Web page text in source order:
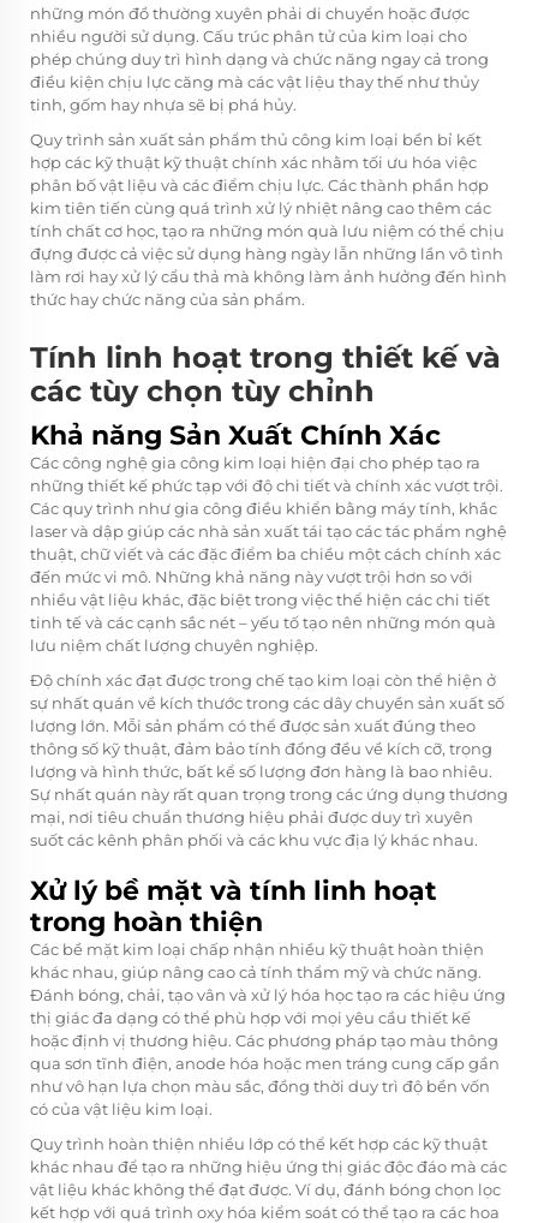
những món đồ thường xuyên phải di chuyển hoặc được
nhiều người sử dụng. Cấu trúc phân tử của kim loại cho
phép chúng duy trì hình dạng và chức năng ngay cả trong
điều kiện chịu lực căng mà các vật liệu thay thế như thủy
tinh, gốm hay nhựa sẽ bị phá hủy.
Quy trình sản xuấtsản phẩm thủ công kim loại bền bỉ kết
hợp các kỹ thuật kỹ thuật chính xác nhằm tối ưu hóa việc
phân bố vật liệu và các điểm chịu lực. Các thành phần hợp
kim tiên tiến cùng quá trình xử lý nhiệt nâng cao thêm các
tính chất cơ học, tạo ra những món quà lưu niệm có thể chịu
đựng được cả việc sử dụng hàng ngày lẫn những lần vô tình
làm rơi hay xử lý cẩu thả mà không làm ảnh hưởng đến hình
thức hay chức năng của sản phẩm.
Tính linh hoạt trong thiết kế và
các tùy chọn tùy chỉnh
Khả năng Sản Xuất Chính Xác
Các công nghệ gia công kim loại hiện đại cho phép tạo ra
những thiết kế phức tạp với độ chi tiết và chính xác vượt trội.
Các quy trình như gia công điều khiển bằng máy tính, khắc
laser và dập giúp các nhà sản xuất tái tạo các tác phẩm nghệ
thuật, chữ viết và các đặc điểm ba chiều một cách chính xác
đến mức vi mô. Những khả năng này vượt trội hơn so với
nhiều vật liệu khác, đặc biệt trong việc thể hiện các chi tiết
tinh tế và các cạnh sắc nét – yếu tố tạo nên những món quà
lưu niệm chất lượng chuyên nghiệp.
Độ chính xác đạt được trong chế tạo kim loại còn thể hiện ở
sự nhất quán về kích thước trong các dây chuyền sản xuất số
lượng lớn. Mỗi sản phẩm có thể được sản xuất đúng theo
thông số kỹ thuật, đảm bảo tính đồng đều về kích cỡ, trọng
lượng và hình thức, bất kể số lượng đơn hàng là bao nhiêu.
Sự nhất quán này rất quan trọng trong các ứng dụng thương
mại, nơi tiêu chuẩn thương hiệu phải được duy trì xuyên
suốt các kênh phân phối và các khu vực địa lý khác nhau.
Xử lý bề mặt và tính linh hoạt
trong hoàn thiện
Các bề mặt kim loại chấp nhận nhiều kỹ thuật hoàn thiện
khác nhau, giúp nâng cao cả tính thẩm mỹ và chức năng.
Đánh bóng, chải, tạo vân và xử lý hóa học tạo ra các hiệu ứng
thị giác đa dạng có thể phù hợp với mọi yêu cầu thiết kế
hoặc định vị thương hiệu. Các phương pháp tạo màu thông
qua sơn tĩnh điện, anode hóa hoặc men tráng cung cấp gần
như vô hạn lựa chọn màu sắc, đồng thời duy trì độ bền vốn
có của vật liệu kim loại.
Quy trình hoàn thiện nhiều lớp có thể kết hợp các kỹ thuật
khác nhau để tạo ra những hiệu ứng thị giác độc đáo mà các
vật liệu khác không thể đạt được. Ví dụ, đánh bóng chọn lọc
kết hợp với quá trình oxy hóa kiểm soát có thể tạo ra các hoa